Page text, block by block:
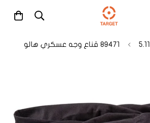
5.11 89471 قناع وجه عسكري هالو